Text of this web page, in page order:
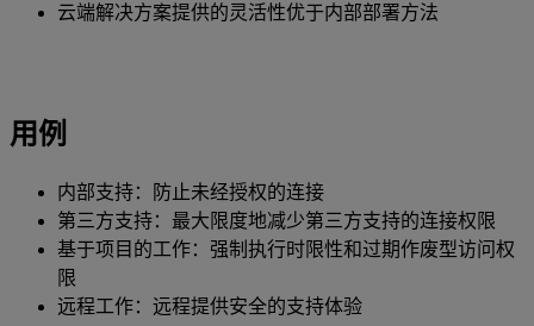
云端解决方案提供的灵活性优于内部部署方法
用例
内部支持：防止未经授权的连接
第三方支持：最大限度地减少第三方支持的连接权限
基于项目的工作：强制执行时限性和过期作废型访问权
限
远程工作：远程提供安全的支持体验